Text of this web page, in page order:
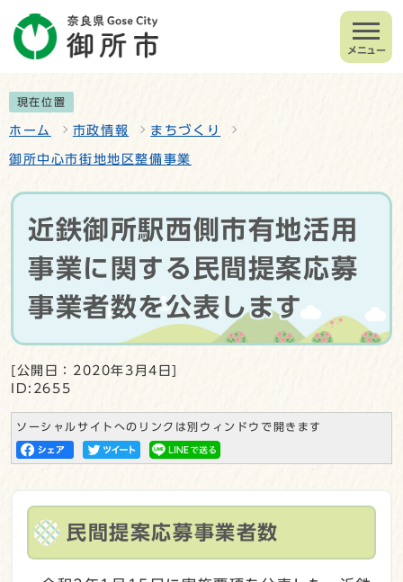
メニュー
現在位置
ホーム 市政情報 まちづくり
御所中心市街地地区整備事業
近鉄御所駅西側市有地活用
事業に関する民間提案応募
事業者数を公表します
[公開日：2020年3月4日]
ID:2655
ソーシャルサイトへのリンクは別ウィンドウで開きます
民間提案応募事業者数